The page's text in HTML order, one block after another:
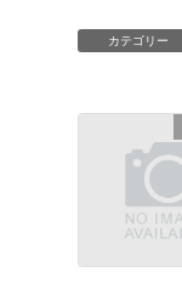
カテゴリー